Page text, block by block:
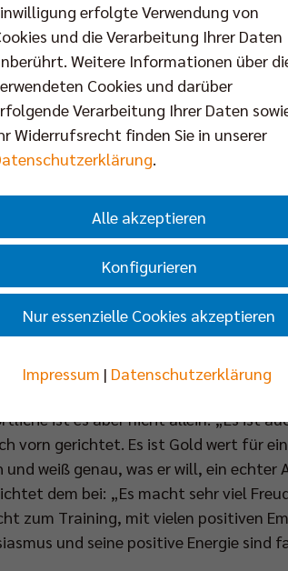
Fotos: Andreas Gora/Anton Höfel
Wochen alt, da wird die Max-
Im Viertelfinale des DVV-
Nov um 18.00 Uhr). Da treffen
Tabellenführer aus Berlin begrüßt
– nicht nur, aber ganz
an die Spree.
erwiesen. „Matt ist der
Kaweh Niroomand, „er
ist es aber nicht allein. „Es ist
vorn gerichtet. Es ist Gold wert für
weiß genau, was er will, ein echter
dem bei: „Es macht sehr viel
zum Training, mit vielen positiven
und seine positive Energie sind
erfolgte Verwendung von
und die Verarbeitung Ihrer Daten
Weitere Informationen über
Cookies und darüber
Verarbeitung Ihrer Daten
Widerrufsrecht finden Sie in unserer
.
Alle akzeptieren
Konfigurieren
Nur essenzielle Cookies akzeptieren
Impressum | Datenschutzerklärung